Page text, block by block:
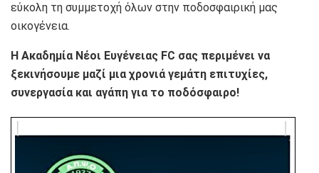
εύκολη τη συμμετοχή όλων στην ποδοσφαιρική μας
οικογένεια.
Η Ακαδημία Νέοι Ευγένειας FC σας περιμένει να
ξεκινήσουμε μαζί μια χρονιά γεμάτη επιτυχίες,
συνεργασία και αγάπη για το ποδόσφαιρο!